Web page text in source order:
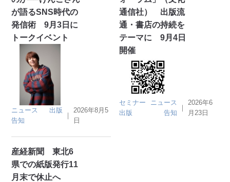
が語るSNS時代の
発信術 9月3日に
トークイベント
ニュース
出版
告知
｜
2026年8月5
日
通信社） 出版流
通・書店の持続を
テーマに 9月4日
開催
セミナー
ニュース
出版
告知
｜
2026年6
月23日
産経新聞 東北6
県での紙版発行11
月末で休止へ